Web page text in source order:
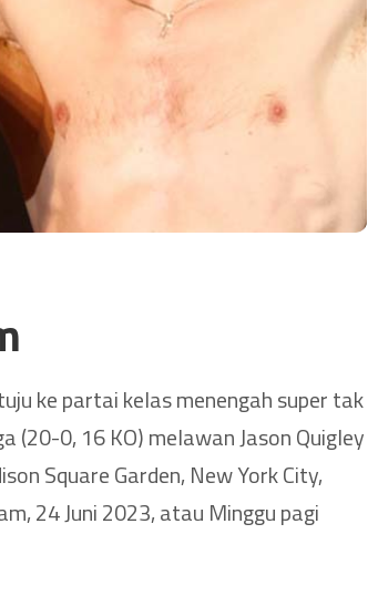
ke partai kelas menengah super tak
(20-0, 16 KO) melawan Jason Quigley
Square Garden, New York City,
24 Juni 2023, atau Minggu pagi